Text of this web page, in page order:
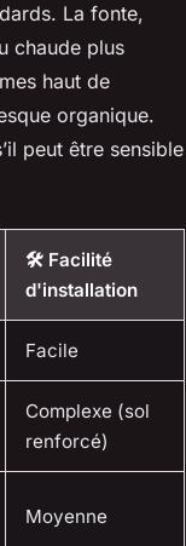
La fonte,
chaude plus
haut de
organique.
peut être sensible
🛠️ Facilité
d'installation
Facile
Complexe (sol
renforcé)
Moyenne